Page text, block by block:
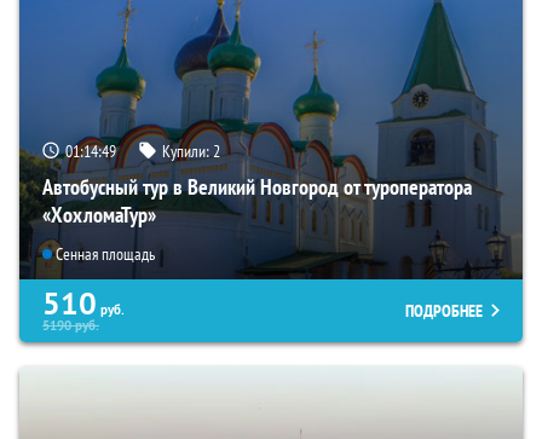
01:14:48 Купили:2
Автобусный тур в Великий Новгород от туроператора
«ХохломаТур»
Сенная площадь
510 руб.
5190руб.
ПОДРОБНЕЕ